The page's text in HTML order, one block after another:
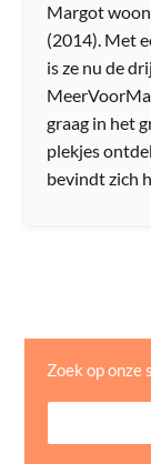
Margot
(2014). Met
is ze nu de
graag in het
plekjes
bevindt zich
Zoek op onze